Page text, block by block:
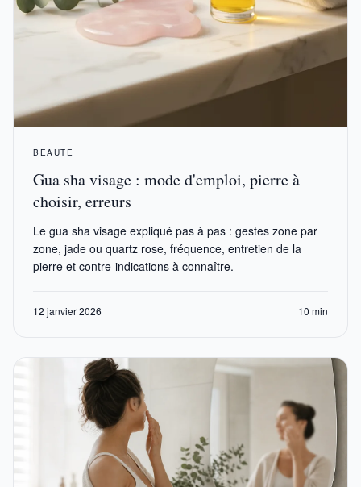
BEAUTE
Gua sha visage : mode d'emploi, pierre à
choisir, erreurs
Le gua sha visage expliqué pas à pas : gestes zone par
zone, jade ou quartz rose, fréquence, entretien de la
pierre et contre-indications à connaître.
12 janvier 2026 10 min